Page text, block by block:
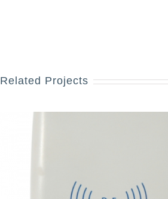
Related Projects